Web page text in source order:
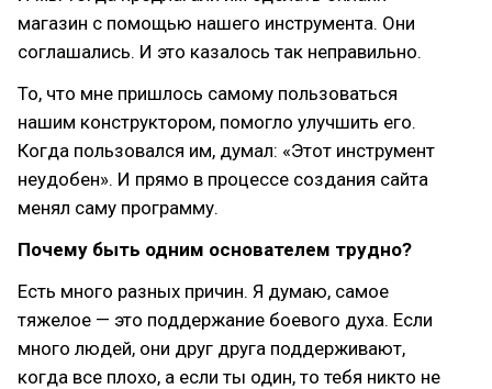
магазин с помощью нашего инструмента. Они
соглашались. И это казалось так неправильно.
То, что мне пришлось самому пользоваться
нашим конструктором, помогло улучшить его.
Когда пользовался им, думал: «Этот инструмент
неудобен». И прямо в процессе создания сайта
менял саму программу.
Почему быть одним основателем трудно?
Есть много разных причин. Я думаю, самое
тяжелое — это поддержание боевого духа. Если
много людей, они друг друга поддерживают,
когда все плохо, а если ты один, то тебя никто не